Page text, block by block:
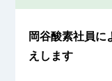
岡谷酸素社員に
えします